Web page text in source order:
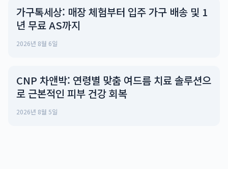
가구톡세상: 매장 체험부터 입주 가구 배송 및 1
년 무료 AS까지
2026년 8월 6일
CNP 차앤박: 연령별 맞춤 여드름 치료 솔루션으
로 근본적인 피부 건강 회복
2026년 8월 5일